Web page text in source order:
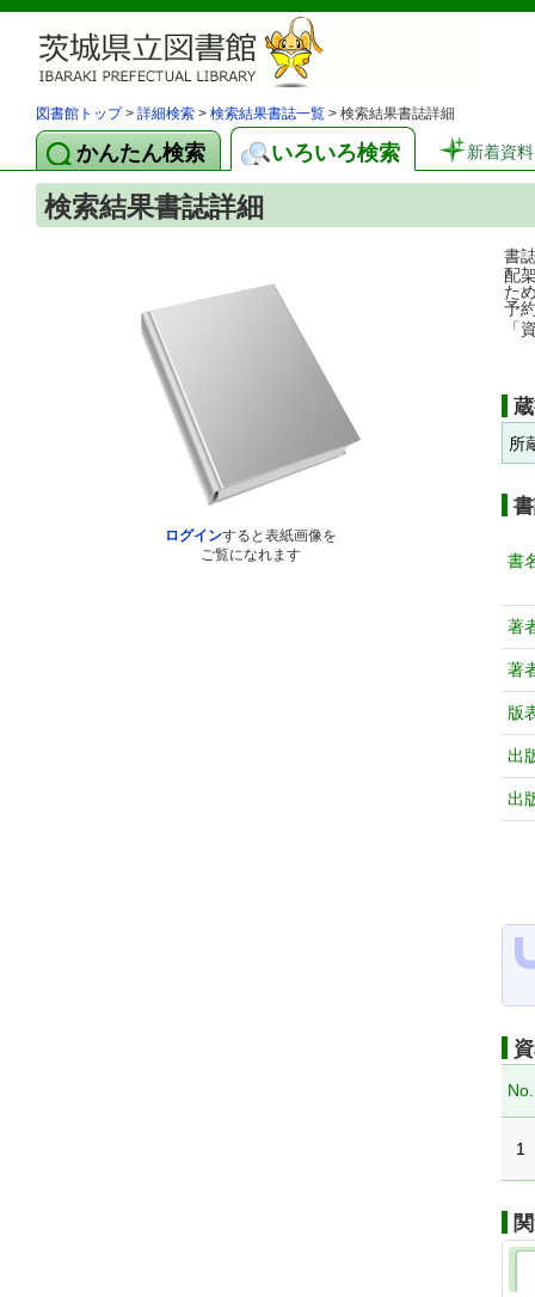
図書館トップ> 詳細検索 > 検索結果書誌一覧 > 検索結果書誌詳細
かんたん検索 いろいろ検索 新着資料
検索結果書誌詳細
ログインすると表紙画像を
ご覧になれます
書
配
た
予
「
所
書
著
著
版
出
出
No.
1